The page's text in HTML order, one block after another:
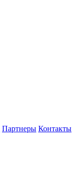
Партнеры Контакты